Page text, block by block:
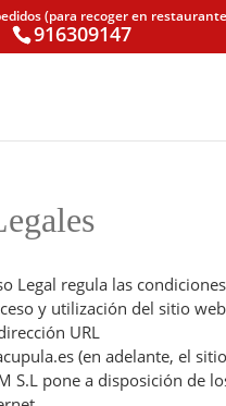
(para recoger en
916309147
Legal regula las condiciones
y utilización del sitio web
URL
(en adelante, el
S.L pone a disposición de